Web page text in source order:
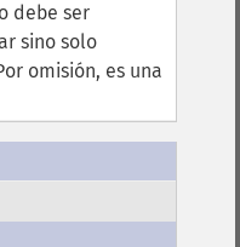
debe ser
sino solo
omisión, es una